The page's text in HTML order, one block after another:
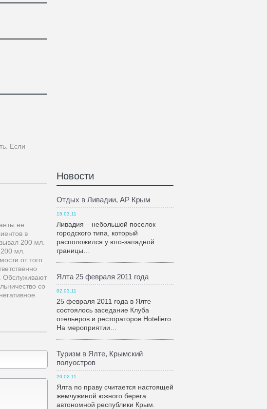
Если
не
в
200 мл.
мл.
от того
Обслуживают
со
Новости
Отдых в Ливадии, АР Крым
15.03.11
Ливадия – небольшой поселок
городского типа, который
расположился у юго-западной
границы…
Ялта 25 февраля 2011 года
02.03.11
25 февраля 2011 года в Ялте
состоялось заседание Клуба
отельеров и рестораторов Hoteliero.
На мероприятии…
Туризм в Ялте, Крымский
полуостров
20.02.11
Ялта по праву считается настоящей
жемчужиной южного берега
автономной республики Крым.